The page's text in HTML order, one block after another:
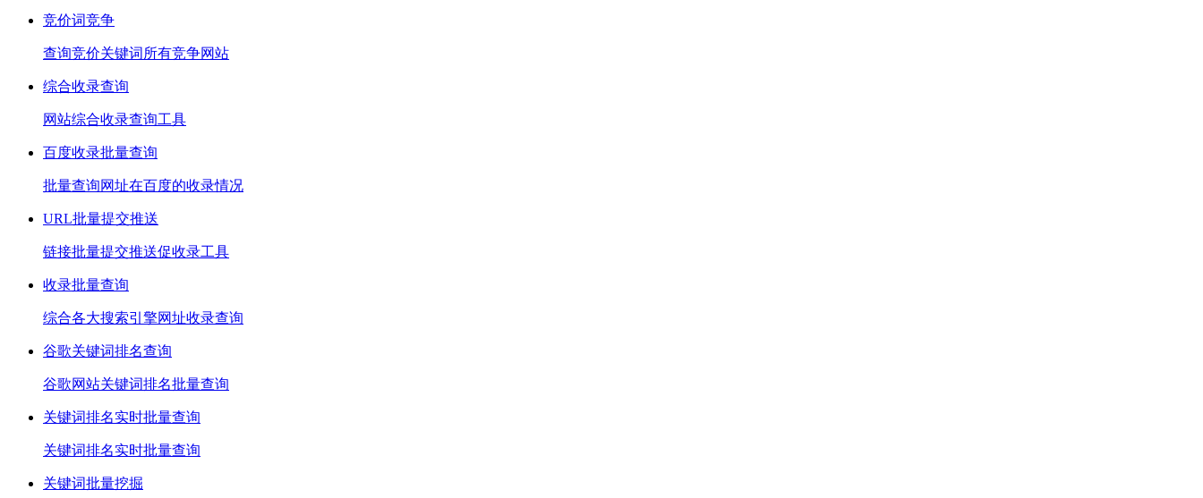
竞价词竞争
查询竞价关键词所有竞争网站
综合收录查询
网站综合收录查询工具
百度收录批量查询
批量查询网址在百度的收录情况
URL批量提交推送
链接批量提交推送促收录工具
收录批量查询
综合各大搜索引擎网址收录查询
谷歌关键词排名查询
谷歌网站关键词排名批量查询
关键词排名实时批量查询
关键词排名实时批量查询
关键词批量挖掘